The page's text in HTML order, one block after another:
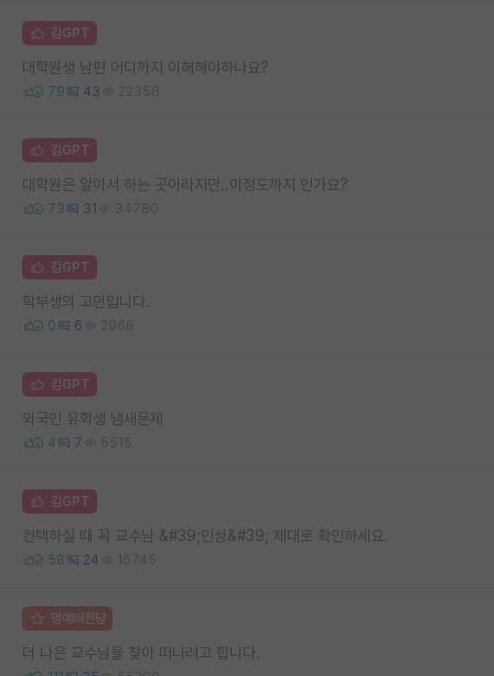
김GPT
대학원생 남편 어디까지 이해해야하나요?
79 43 22358
김GPT
대학원은 알아서 하는 곳이라지만..이정도까지 인가요?
73 31 34780
김GPT
학부생의 고민입니다.
0 6 2966
김GPT
외국인 유학생 냄새문제
4 7 5515
김GPT
컨택하실 때 꼭 교수님 &#39;인성&#39; 제대로 확인하세요.
58 24 16745
명예의전당
더 나은 교수님을 찾아 떠나려고 합니다.